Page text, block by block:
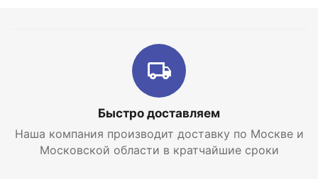
Быстро доставляем
Наша компания производит доставку по Москве и
Московской области в кратчайшие сроки